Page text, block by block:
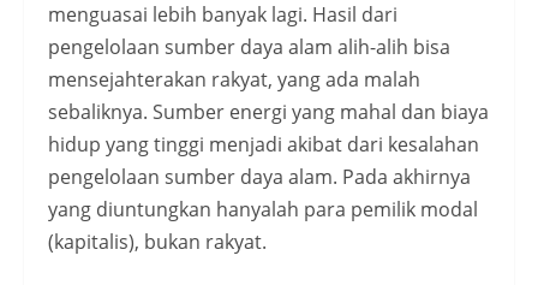
menguasai lebih banyak lagi. Hasil dari
pengelolaan sumber daya alam alih-alih bisa
mensejahterakan rakyat, yang ada malah
sebaliknya. Sumber energi yang mahal dan biaya
hidup yang tinggi menjadi akibat dari kesalahan
pengelolaan sumber daya alam. Pada akhirnya
yang diuntungkan hanyalah para pemilik modal
(kapitalis), bukan rakyat.